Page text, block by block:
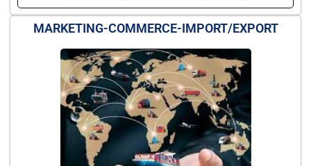
MARKETING-COMMERCE-IMPORT/EXPORT